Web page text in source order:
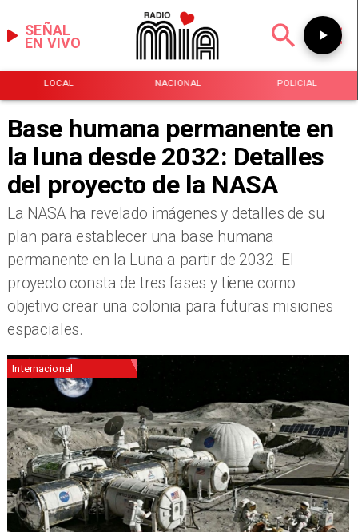
EN VIVO
SEÑAL
LOCAL NACIONAL POLICIAL
Base humana permanente en
la luna desde 2032: Detalles
del proyecto de la NASA
La NASA ha revelado imágenes y detalles de su
plan para establecer una base humana
permanente en la Luna a partir de 2032. El
proyecto consta de tres fases y tiene como
objetivo crear una colonia para futuras misiones
espaciales.
Internacional